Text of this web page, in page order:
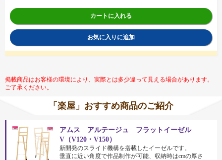
カートに入れる
お気に入りに追加
掲載商品はお客様の環境により、実際とは多少違って見える場合があります。
ご了承ください。
「楽屋」おすすめ商品のご紹介
アムス アルテージュ フラットイーゼル
V（V120・V150）
新開発のスライド機構を搭載したイーゼルです。
垂直に近い角度で作品制作が可能、収納時はcmの厚さ